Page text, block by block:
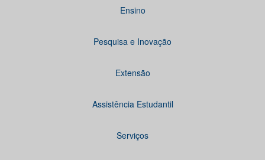
Ensino
Pesquisa e Inovação
Extensão
Assistência Estudantil
Serviços